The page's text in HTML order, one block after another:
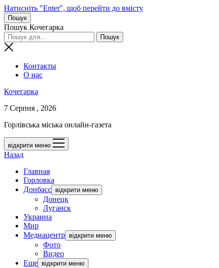
Натисніть "Enter", щоб перейти до вмісту
Пошук
Пошук Кочегарка
Контакты
О нас
Кочегарка
7 Серпня , 2026
Горлівська міська онлайн-газета
відкрити меню
Назад
Главная
Горловка
Донбасс відкрити меню
Донецк
Луганск
Украина
Мир
Медиацентр відкрити меню
Фото
Видео
Еще відкрити меню